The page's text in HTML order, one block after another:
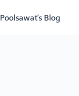
to
content
Poolsawat's Blog